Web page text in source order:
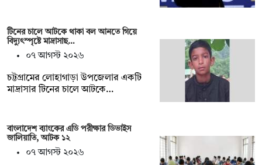
টিনের চালে আটকে থাকা বল আনতে গিয়ে
বিদ্যুৎস্পৃষ্টে মাদ্রাসাছ…
০৭ আগস্ট ২০২৬
চট্টগ্রামের লোহাগাড়া উপজেলার একটি
মাদ্রাসার টিনের চালে আটকে…
বাংলাদেশ ব্যাংকের এডি পরীক্ষার ডিভাইস
জালিয়াতি, আটক ১২
০৭ আগস্ট ২০২৬